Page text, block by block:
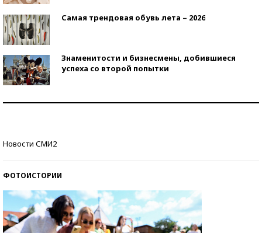
Самая трендовая обувь лета – 2026
Знаменитости и бизнесмены, добившиеся
успеха со второй попытки
Новости СМИ2
ФОТОИСТОРИИ